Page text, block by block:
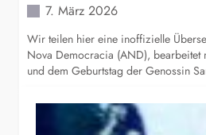
7. März 2026
Wir teilen hier eine inoffizielle
Nova Democracia (AND), bearbeitet
und dem Geburtstag der Genossin